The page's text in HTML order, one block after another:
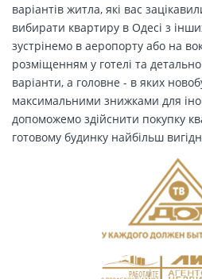
варіантів житла, які вас
вибирати квартиру в Одесі з
зустрінемо в аеропорту або на
розміщенням у готелі та
варіанти, а головне - в яких
максимальними знижками для
допоможемо здійснити покупку
готовому будинку найбільш